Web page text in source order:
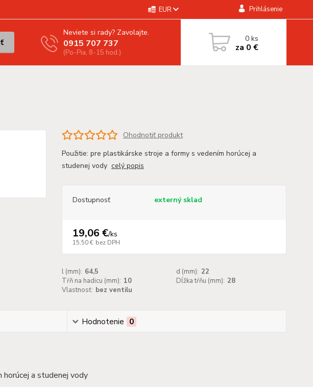
EUR Prihlásenie
Neviete si rady? Zavolajte.
0915 707 737
(Po-Pia, 8-15 hod.)
0ks
za 0 €
Ohodnotiť produkt
Použitie: pre plastikárske stroje a formy s vedením horúcej a
studenej vody celý popis
Dostupnosť externý sklad
19,06 €/ks
15,50 € bez DPH
l (mm): 64,5 d (mm): 22
Tŕň na hadicu (mm): 10 Dĺžka tŕňu (mm): 28
Vlastnosť: bez ventilu
Hodnotenie 0
a studenej vody